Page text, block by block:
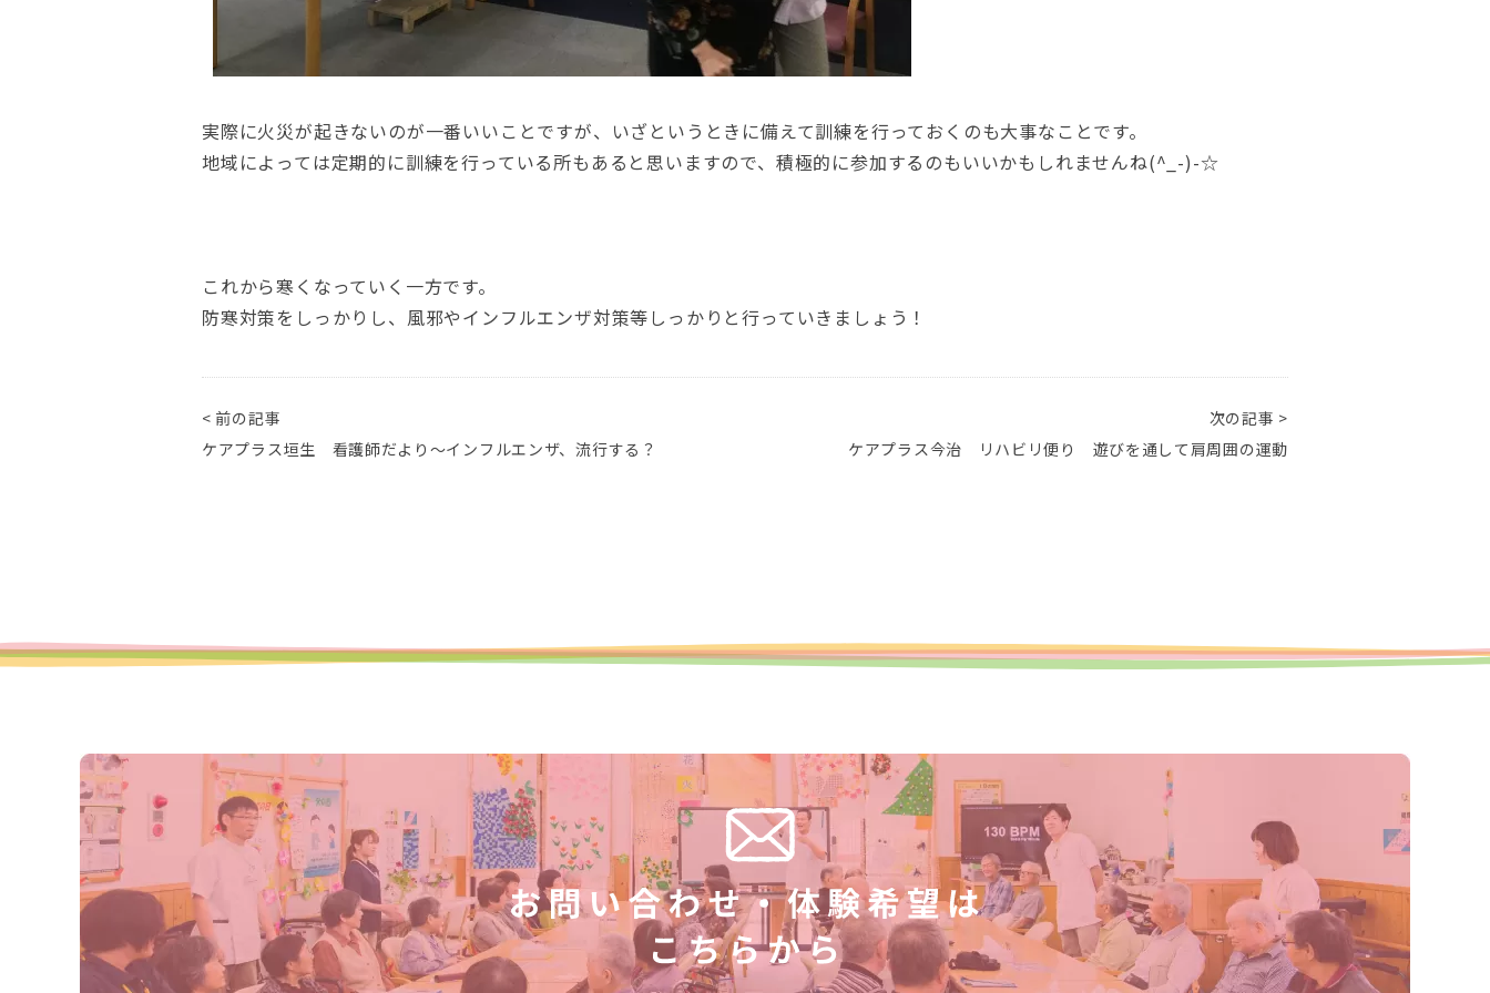
実際に火災が起きないのが一番いいことですが、いざというときに備えて訓練を行っておくのも大事なことです。
地域によっては定期的に訓練を行っている所もあると思いますので、積極的に参加するのもいいかもしれませんね(^_-)-☆
これから寒くなっていく一方です。
防寒対策をしっかりし、風邪やインフルエンザ対策等しっかりと行っていきましょう！
< 前の記事
ケアプラス垣生 看護師だより～インフルエンザ、流行する？
次の記事 >
ケアプラス今治 リハビリ便り 遊びを通して肩周囲の運動